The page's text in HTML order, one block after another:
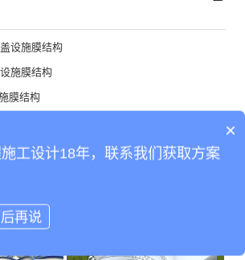
设施膜结构
施膜结构
膜结构
×
工设计18年，联系我们获取方案
再说